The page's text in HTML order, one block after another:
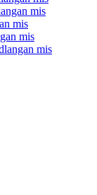
mis
mis
mis
mis